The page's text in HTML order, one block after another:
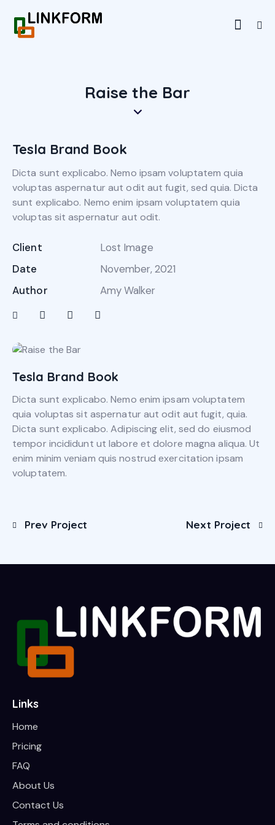
Raise the Bar
Tesla Brand Book
Dicta sunt explicabo. Nemo enim ipsam voluptatem
quia voluptas sit aspernatur aut odit aut fugit, quia.
Dicta sunt explicabo. Adipiscing elit, sed do eiusmod
tempor incididunt ut labore et dolore magna aliqua. Ut
enim minim veniam quis nostrud exercitation ipsam
voluptatem.
Tesla Brand Book
Dicta sunt explicabo. Nemo ipsam voluptatem quia
voluptas aspernatur aut odit aut fugit, sed quia. Dicta
sunt explicabo. Nemo enim ipsam voluptatem quia
voluptas sit aspernatur aut odit.
Client
Lost Image
Date
November, 2021
Author
Amy Walker
Prev Project Next Project
Links
Home
Pricing
FAQ
About Us
Contact Us